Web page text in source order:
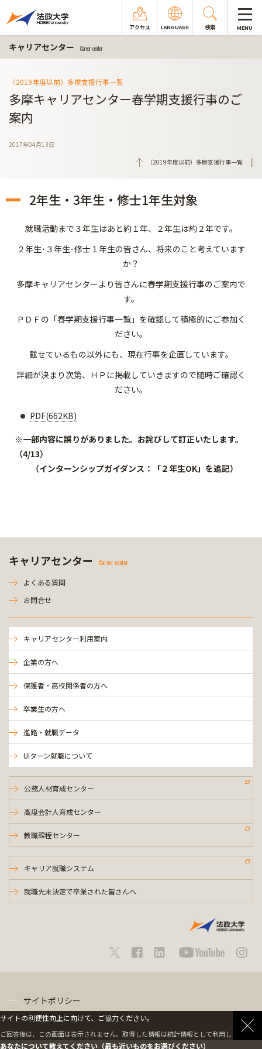
アクセス LANGUAGE 検索 MENU
キャリアセンター Career center
（2019年度以前）多摩支援行事一覧
多摩キャリアセンター春学期支援行事のご
案内
2017年04月13日
（2019年度以前）多摩支援行事一覧
2年生・3年生・修士1年生対象
就職活動まで３年生はあと約１年、２年生は約２年です。
２年生･３年生･修士１年生の皆さん、将来のこと考えています
か？
多摩キャリアセンターより皆さんに春学期支援行事のご案内で
す。
ＰＤＦの「春学期支援行事一覧」を確認して積極的にご参加く
ださい。
載せているもの以外にも、現在行事を企画しています。
詳細が決まり次第、ＨＰに掲載していきますので随時ご確認く
ださい。
PDF(662KB)
※一部内容に誤りがありました。お詫びして訂正いたします。
（4/13）
（インターンシップガイダンス：「２年生OK」を追記）
キャリアセンター Career center
よくある質問
お問合せ
キャリアセンター利用案内
企業の方へ
保護者・高校関係者の方へ
卒業生の方へ
進路・就職データ
UIターン就職について
公務人材育成センター
高度会計人育成センター
教職課程センター
キャリア就職システム
就職先未決定で卒業された皆さんへ
サイトポリシー
サイトの利便性向上に向けて、ご協力ください。
ご回答後は、この画面は表示されません。取得した情報は統計情報として利用します。
あなたについて教えてください（最も近いものをお選びください）